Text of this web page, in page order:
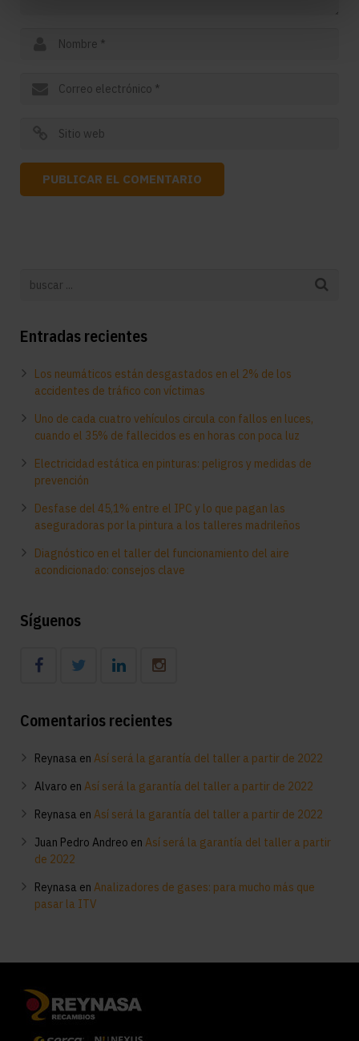
Entradas recientes
Los neumáticos están desgastados en el 2% de los
accidentes de tráfico con víctimas
Uno de cada cuatro vehículos circula con fallos en luces,
cuando el 35% de fallecidos es en horas con poca luz
Electricidad estática en pinturas: peligros y medidas de
prevención
Desfase del 45,1% entre el IPC y lo que pagan las
aseguradoras por la pintura a los talleres madrileños
Diagnóstico en el taller del funcionamiento del aire
acondicionado: consejos clave
Síguenos
Comentarios recientes
Reynasa en Así será la garantía del taller a partir de 2022
Alvaro en Así será la garantía del taller a partir de 2022
Reynasa en Así será la garantía del taller a partir de 2022
Juan Pedro Andreo en Así será la garantía del taller a partir
de 2022
Reynasa en Analizadores de gases: para mucho más que
pasar la ITV